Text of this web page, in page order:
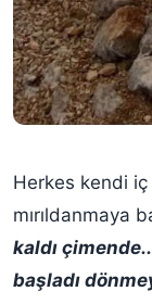
Herkes kendi iç
mırıldanmaya
kaldı
başladı